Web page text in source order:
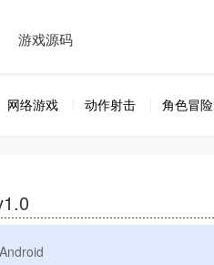
游戏源码
网络游戏 动作射击 角色冒险